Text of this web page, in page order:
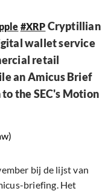
#XRP Cryptillian
wallet service
retail
an Amicus Brief
the SEC's Motion
bij de lijst van
briefing. Het